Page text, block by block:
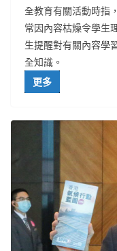
全教育有關活動時指
常因內容枯燥令學生
生提醒對有關內容學
全知識。
更多